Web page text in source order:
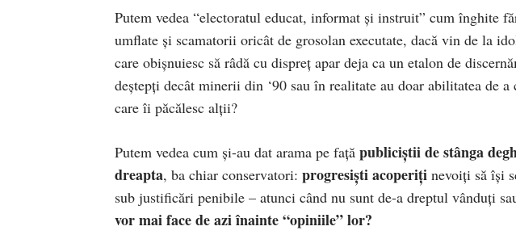
Putem vedea “electoratul educat, informat și instruit” cum înghite
umflate și scamatorii oricât de grosolan executate, dacă vin de la
care obișnuiesc să râdă cu dispreț apar deja ca un etalon de
deștepți decât minerii din ‘90 sau în realitate au doar abilitatea de
care îi păcălesc alții?
Putem vedea cum și-au dat arama pe față publiciștii de stânga
dreapta, ba chiar conservatori: progresiști acoperiți nevoiți să își
sub justificări penibile – atunci când nu sunt de-a dreptul vânduți
vor mai face de azi înainte “opiniile” lor?